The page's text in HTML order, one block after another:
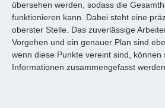
übersehen werden, sodass die
funktionieren kann. Dabei steht eine
oberster Stelle. Das zuverlässige
Vorgehen und ein genauer Plan sind
wenn diese Punkte vereint sind, können
Informationen zusammengefasst